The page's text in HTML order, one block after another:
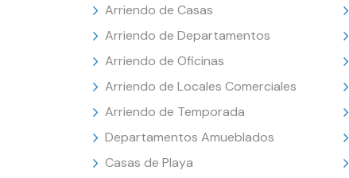
Arriendo de Casas
Arriendo de Departamentos
Arriendo de Oficinas
Arriendo de Locales Comerciales
Arriendo de Temporada
Departamentos Amueblados
Casas de Playa